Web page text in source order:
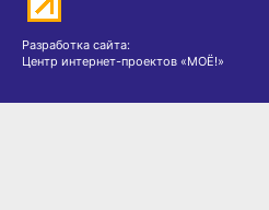
Разработка сайта:
Центр интернет-проектов «МОЁ!»